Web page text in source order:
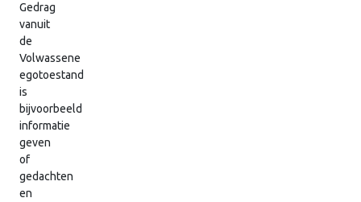
Gedrag
vanuit
de
Volwassene
egotoestand
is
bijvoorbeeld
informatie
geven
of
gedachten
en